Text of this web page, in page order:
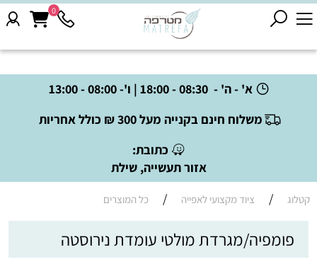
א' - ה' - 08:30 - 18:00 | ו'- 08:00 - 13:00
משלוח חינם בקנייה מעל 300 ₪ כולל אחריות
כתובת:
אזור תעשייה, שילת
0
קטלוג / ציוד מקצועי לאפייה / כל המוצרים
פומפיה/מגרדת מולטי עומדת נירוסטה